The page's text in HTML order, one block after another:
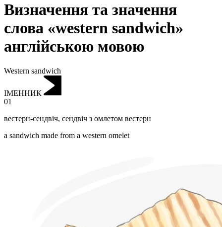
Визначення та значення
слова «western sandwich»
англійською мовою
Western sandwich
ІМЕННИК
01
вестерн-сендвіч, сендвіч з омлетом вестерн
a sandwich made from a western omelet